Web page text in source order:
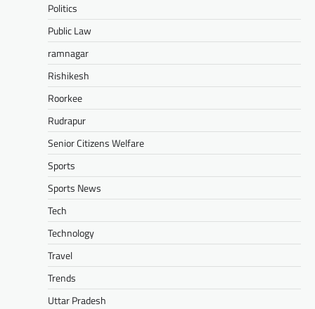
Politics
Public Law
ramnagar
Rishikesh
Roorkee
Rudrapur
Senior Citizens Welfare
Sports
Sports News
Tech
Technology
Travel
Trends
Uttar Pradesh